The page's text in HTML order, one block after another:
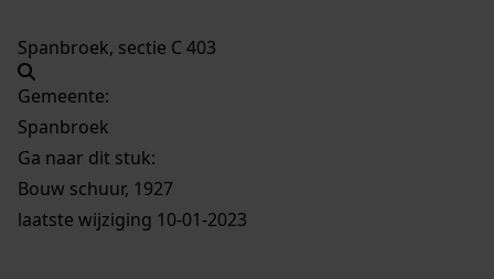
Spanbroek, sectie C 403
Gemeente:
Spanbroek
Ga naar dit stuk:
Bouw schuur, 1927
laatste wijziging 10-01-2023